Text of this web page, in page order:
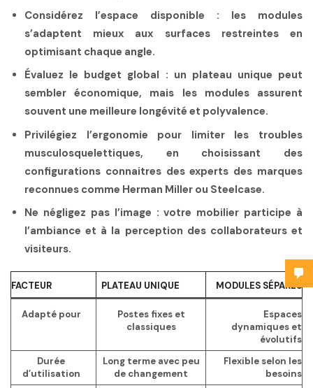
Considérez l’espace disponible : les modules
s’adaptent mieux aux surfaces restreintes en
optimisant chaque angle.
Évaluez le budget global : un plateau unique peut
sembler économique, mais les modules assurent
souvent une meilleure longévité et polyvalence.
Privilégiez l’ergonomie pour limiter les troubles
musculosquelettiques, en choisissant des
configurations connaitres des experts des marques
reconnues comme Herman Miller ou Steelcase.
Ne négligez pas l’image : votre mobilier participe à
l’ambiance et à la perception des collaborateurs et
visiteurs.
FACTEUR PLATEAU UNIQUE MODULES SÉPARÉS
Adapté pour
Postes fixes et
classiques
Espaces
dynamiques et
évolutifs
Durée
d’utilisation
Long terme avec peu
de changement
Flexible selon les
besoins